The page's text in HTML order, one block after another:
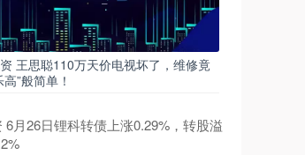
王思聪110万天价电视坏了，维修竟
”般简单！
6月26日锂科转债上涨0.29%，转股溢